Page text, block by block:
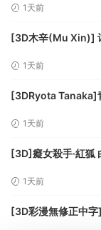
1天前
[3D木辛(Mu Xin)]
1天前
[3DRyota Tanaka]
1天前
[3D]癡女殺手·紅狐
1天前